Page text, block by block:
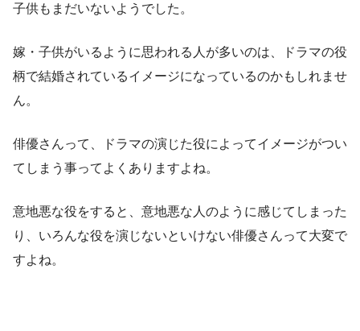
子供もまだいないようでした。
嫁・子供がいるように思われる人が多いのは、ドラマの役
柄で結婚されているイメージになっているのかもしれませ
ん。
俳優さんって、ドラマの演じた役によってイメージがつい
てしまう事ってよくありますよね。
意地悪な役をすると、意地悪な人のように感じてしまった
り、いろんな役を演じないといけない俳優さんって大変で
すよね。